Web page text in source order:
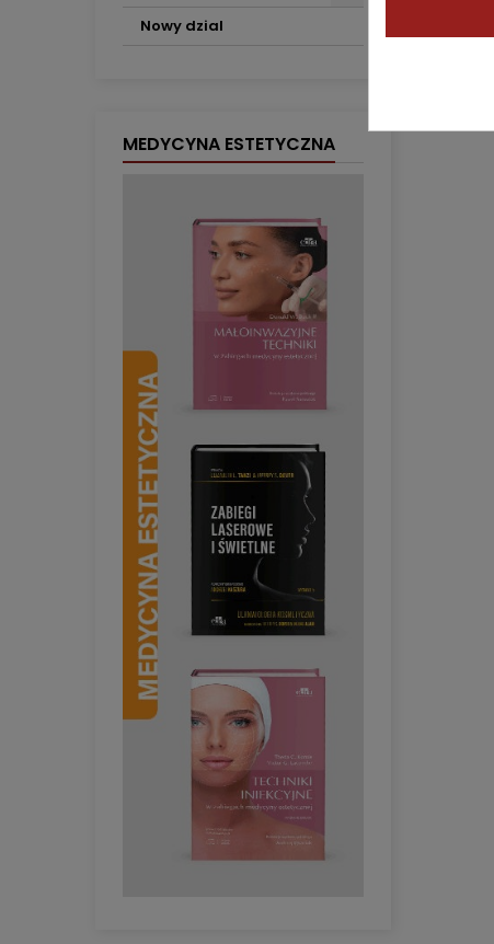
Nowy dzial
MEDYCYNA ESTETYCZNA